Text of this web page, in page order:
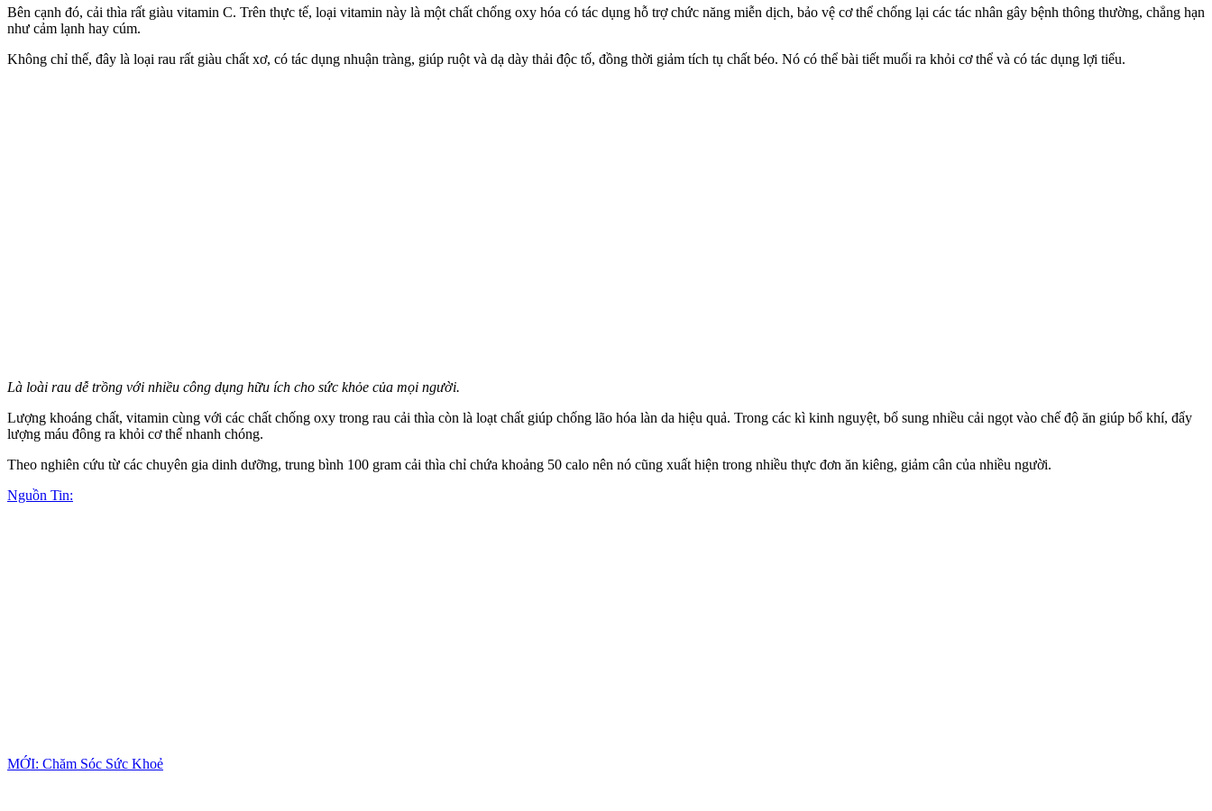
Bên cạnh đó, cải thìa rất giàu vitamin C. Trên thực tế, loại vitamin này là một chất chống oxy hóa có tác dụng hỗ trợ chức năng miễn dịch, bảo vệ c‌ơ th‌ể chống lại các tác nhân gây bệnh thông thường, chẳng hạn
như cảm lạnh hay cúm.
Không chỉ thế, đây là loại rau rất giàu chất xơ, có tác dụng nhuận tràng, giúp ruột và dạ dày thải độc tố, đồng thời giảm tích tụ chất béo. Nó có thể bài tiết muối ra khỏi c‌ơ th‌ể và có tác dụng lợi tiểu.
Là loài rau dễ trồng với nhiều công dụng hữu ích cho sức khỏe của mọi người.
Lượng khoáng chất, vitamin cùng với các chất chống oxy trong rau cải thìa còn là loạt chất giúp chống lão hóa làn da hiệu quả. Trong các kì kinh nguyệt, bổ sung nhiều cải ngọt vào chế độ ăn giúp bổ khí, đẩy
lượng máu đông ra khỏi c‌ơ th‌ể nhanh chóng.
Theo nghiên cứu từ các chuyên gia dinh dưỡng, trung bình 100 gram cải thìa chỉ chứa khoảng 50 calo nên nó cũng xuất hiện trong nhiều thực đơn ăn kiêng, giảm cân của nhiều người.
Nguồn Tin:
MỚI: Chăm Sóc Sức Khoẻ